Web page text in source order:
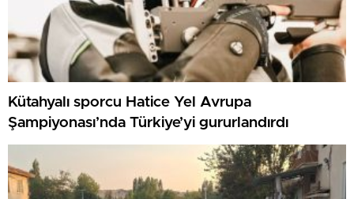
Kütahyalı sporcu Hatice Yel Avrupa
Şampiyonası’nda Türkiye’yi gururlandırdı